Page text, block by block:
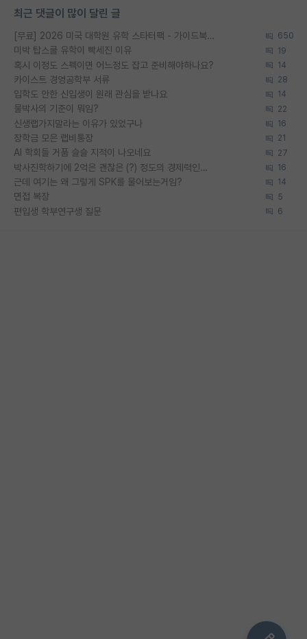
최근 댓글이 많이 달린 글
[무료] 2026 미국 대학원 유학 스타터팩 - 가이드북 & 합격자 컨택메일 템플릿 650
미박 탑스쿨 유학이 빡세진 이유 19
혹시 이정도 스펙이면 어느정도 잡고 준비해야하나요? 14
카이스트 경영공학부 서류 28
입학도 안한 신입생이 원래 관심을 받나요 14
물박사의 기준이 뭐임? 22
신생랩가지말라는 이유가 있었구나 16
장학금 모은 랩비통장 21
AI 학회들 거품 슬슬 지적이 나오네요 27
박사진학하기에 2억은 괜찮은 (?) 정도의 경제력인가요 16
근데 여기는 왜 그렇게 SPK를 물어보는거임? 14
면접 복장 5
편입생 학부연구생 질문 6